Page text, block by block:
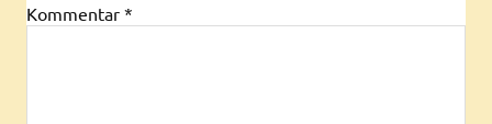
Kommentar *